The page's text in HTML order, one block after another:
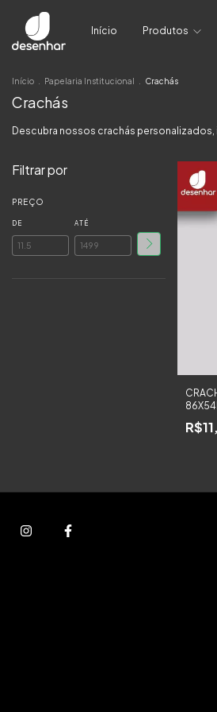
Início Produtos
Início Papelaria Institucional Crachás
Crachás
Descubra nossos crachás
Filtrar por
PREÇO
DE ATÉ